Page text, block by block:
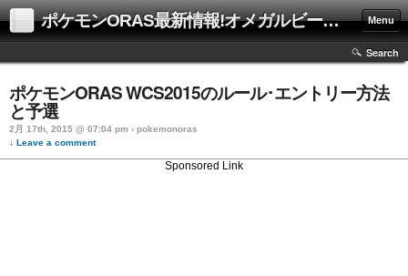
ポケモンORAS最新情報!オメガルビーアルファサファイア攻略も! Menu
Search
ポケモンORAS WCS2015のルール･エントリー方法
と予選
2月 17th, 2015 @ 07:04 pm › pokemonoras
↓ Leave a comment
Sponsored Link